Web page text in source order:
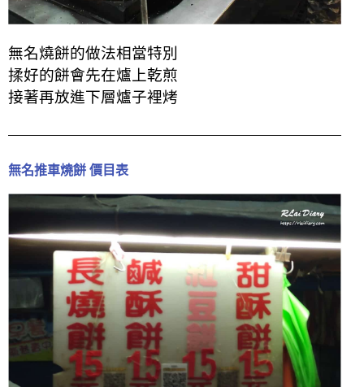
無名燒餅的做法相當特別
揉好的餅會先在爐上乾煎
接著再放進下層爐子裡烤
無名推車燒餅 價目表